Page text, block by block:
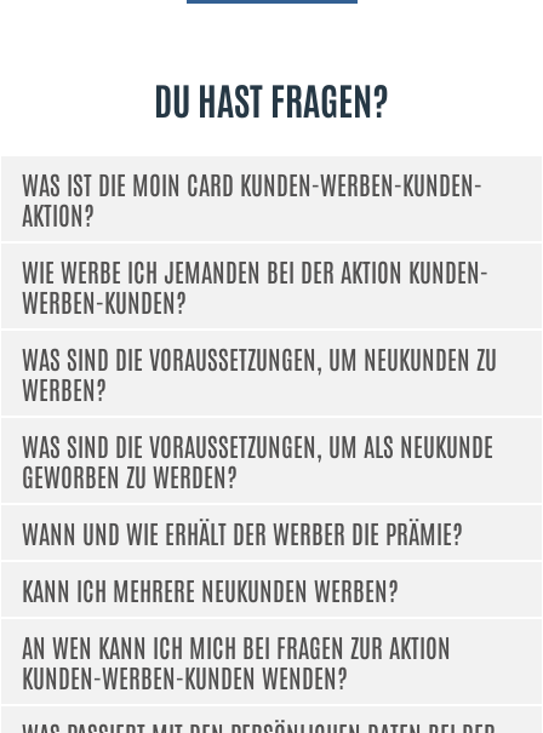
DU HAST FRAGEN?
WAS IST DIE MOIN CARD KUNDEN-WERBEN-KUNDEN-
AKTION?
WIE WERBE ICH JEMANDEN BEI DER AKTION KUNDEN-
WERBEN-KUNDEN?
WAS SIND DIE VORAUSSETZUNGEN, UM NEUKUNDEN ZU
WERBEN?
WAS SIND DIE VORAUSSETZUNGEN, UM ALS NEUKUNDE
GEWORBEN ZU WERDEN?
WANN UND WIE ERHÄLT DER WERBER DIE PRÄMIE?
KANN ICH MEHRERE NEUKUNDEN WERBEN?
AN WEN KANN ICH MICH BEI FRAGEN ZUR AKTION
KUNDEN-WERBEN-KUNDEN WENDEN?